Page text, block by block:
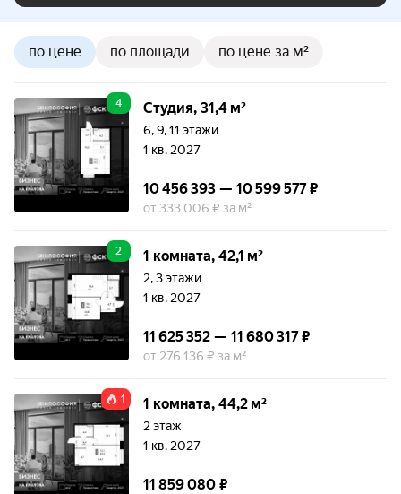
по цене по площади по цене за м²
4 Студия, 31,4 м²
6, 9, 11 этажи
1 кв. 2027
10 456 393 — 10 599 577 ₽
от 333 006 ₽ за м²
2 1 комната, 42,1 м²
2, 3 этажи
1 кв. 2027
11 625 352 — 11 680 317 ₽
от 276 136 ₽ за м²
1 1 комната, 44,2 м²
2 этаж
1 кв. 2027
11 859 080 ₽